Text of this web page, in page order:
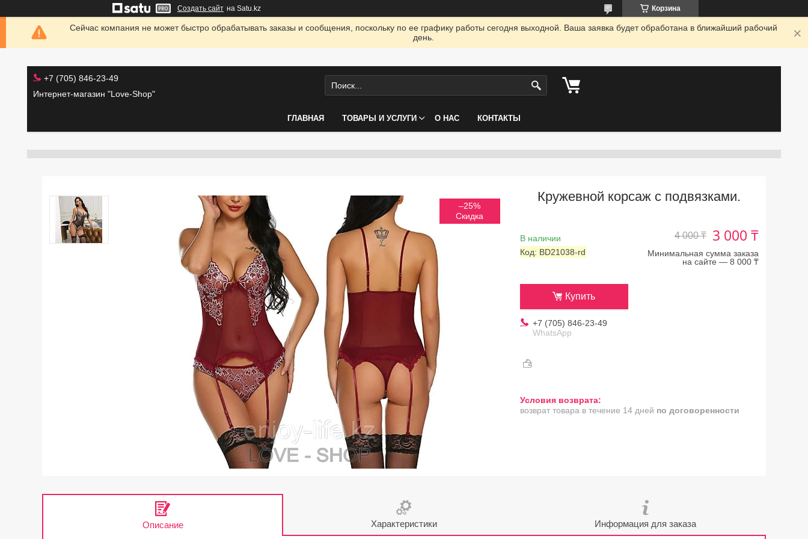
Создать сайт на Satu.kz Корзина
Сейчас компания не может быстро обрабатывать заказы и сообщения, поскольку по ее графику работы сегодня выходной. Ваша заявка будет обработана в ближайший рабочий
день.
+7 (705) 846-23-49
Интернет-магазин "Love-Shop"
ГЛАВНАЯ ТОВАРЫ И УСЛУГИ О НАС КОНТАКТЫ
–25%
Кружевной корсаж с подвязками.
В наличии
Код: BD21038-rd
4 000 ₸ 3 000 ₸
Минимальная сумма заказа
на сайте — 8 000 ₸
Купить
+7 (705) 846-23-49
WhatsApp
возврат товара в течение 14 дней по договоренности
Описание Характеристики Информация для заказа